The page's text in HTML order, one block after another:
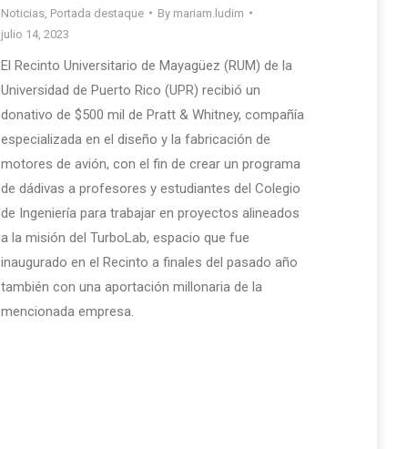
Noticias Portada destaque By mariam.ludim
julio 14, 2023
El Recinto Universitario de Mayagüez (RUM) de la
Universidad de Puerto Rico (UPR) recibió un
donativo de $500 mil de Pratt & Whitney, compañía
especializada en el diseño y la fabricación de
motores de avión, con el fin de crear un programa
de dádivas a profesores y estudiantes del Colegio
de Ingeniería para trabajar en proyectos alineados
a la misión del TurboLab, espacio que fue
inaugurado en el Recinto a finales del pasado año
también con una aportación millonaria de la
mencionada empresa.